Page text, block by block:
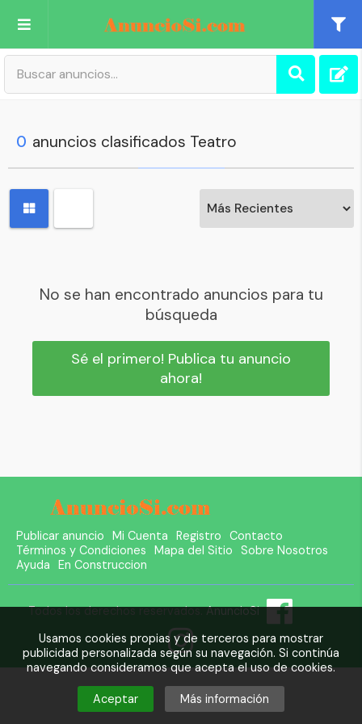
Publica tu Anuncio
Mi cuenta
0 anuncios clasificados Teatro
No se han encontrado anuncios para tu
búsqueda
Sé el primero! Publica tu anuncio
ahora!
Publicar anuncio Mi Cuenta Registro
Contacto
Términos y Condiciones
Mapa del Sitio
Sobre Nosotros
Ayuda
En Construccion
Todos los derechos reservados.AnuncioSi
Usamos cookies propias y de terceros para mostrar
publicidad personalizada según su navegación. Si continúa
navegando consideramos que acepta el uso de cookies.
Aceptar Más información